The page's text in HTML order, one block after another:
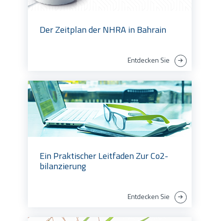
Der Zeitplan der NHRA in Bahrain
Entdecken Sie
Ein Praktischer Leitfaden Zur Co2-
bilanzierung
Entdecken Sie